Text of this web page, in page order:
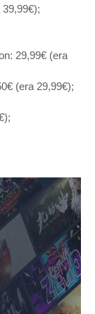
29,99€ (era
(era 29,99€);